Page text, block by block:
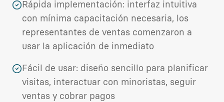
Rápida implementación: interfaz intuitiva
con mínima capacitación necesaria, los
representantes de ventas comenzaron a
usar la aplicación de inmediato
Fácil de usar: diseño sencillo para planificar
visitas, interactuar con minoristas, seguir
ventas y cobrar pagos